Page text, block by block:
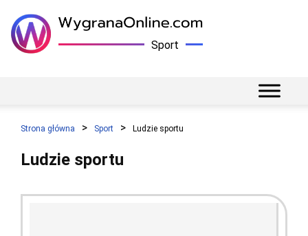
Sport
Strona główna Sport Ludzie sportu
Ludzie sportu